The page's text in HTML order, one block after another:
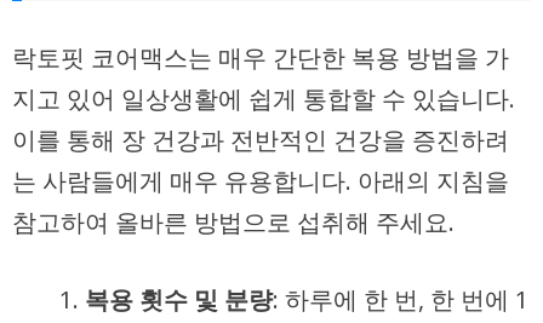
락토핏 코어맥스는 매우 간단한 복용 방법을 가
지고 있어 일상생활에 쉽게 통합할 수 있습니다.
이를 통해 장 건강과 전반적인 건강을 증진하려
는 사람들에게 매우 유용합니다. 아래의 지침을
참고하여 올바른 방법으로 섭취해 주세요.
복용 횟수 및 분량: 하루에 한 번, 한 번에 1